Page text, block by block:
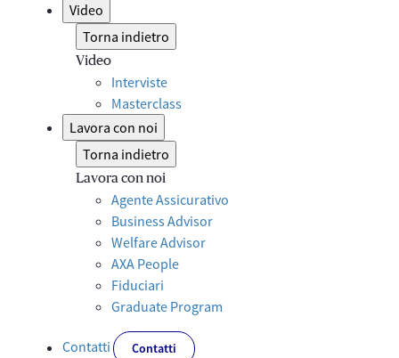
Video
Torna indietro
Video
Interviste
Masterclass
Lavora con noi
Torna indietro
Lavora con noi
Agente Assicurativo
Business Advisor
Welfare Advisor
AXA People
Fiduciari
Graduate Program
Contatti Contatti